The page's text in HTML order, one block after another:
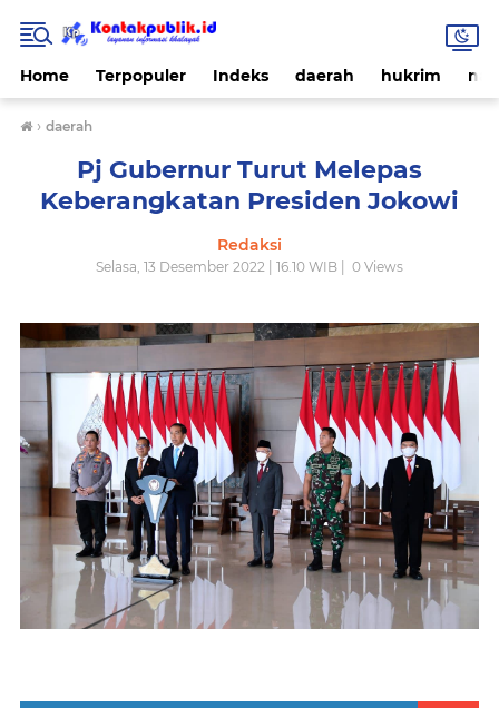
Home Terpopuler Indeks daerah hukrim
› daerah
Pj Gubernur Turut Melepas
Keberangkatan Presiden Jokowi
Redaksi
Selasa, 13 Desember 2022 | 16.10 WIB | 0 Views